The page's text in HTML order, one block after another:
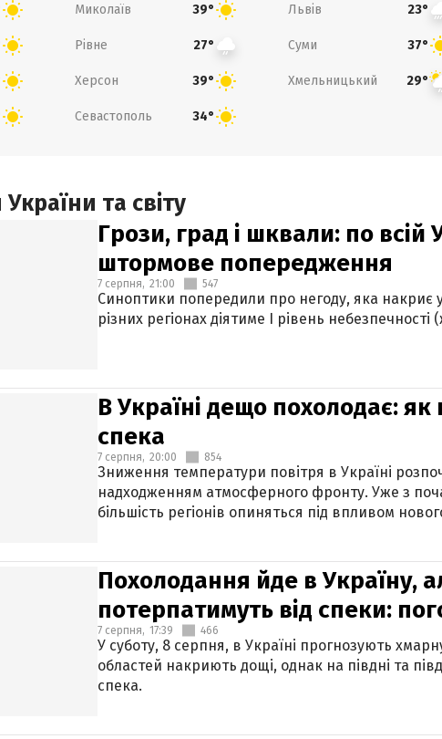
Миколаїв 39° Львів 23°
Рівне 27° Суми 37°
Херсон 39° Хмельницький 29°
Севастополь 34°
та світу
Грози, град і шквали: по всій
штормове попередження
7 серпня, 21:00 547
Синоптики попередили про негоду, яка накриє
різних регіонах діятиме І рівень небезпечності
В Україні дещо похолодає: як
спека
7 серпня, 20:00 854
Зниження температури повітря в Україні
надходженням атмосферного фронту. Уже з
більшість регіонів опиняться під впливом
Похолодання йде в Україну,
потерпатимуть від спеки:
7 серпня, 17:39 466
У суботу, 8 серпня, в Україні прогнозують
областей накриють дощі, однак на півдні та
спека.